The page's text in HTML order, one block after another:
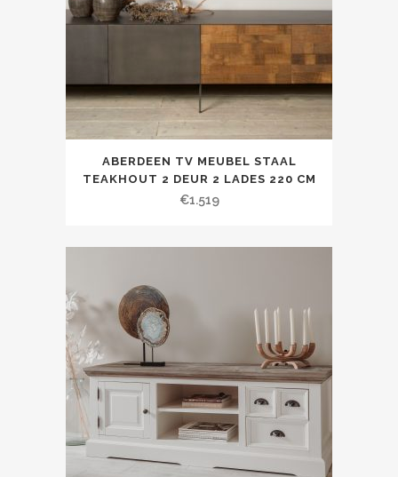
ABERDEEN TV MEUBEL STAAL
TEAKHOUT 2 DEUR 2 LADES 220 CM
€1.519